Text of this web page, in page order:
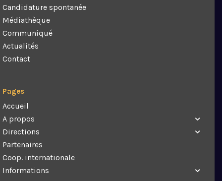
Pages
Accueil
A propos
Directions
Partenaires
Coop. internationale
Informations
Candidature spontanée
Médiathèque
Communiqué
Actualités
Contact